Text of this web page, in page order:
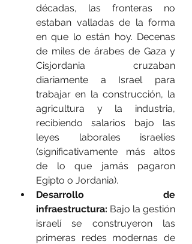
décadas, las fronteras no
estaban valladas de la forma
en que lo están hoy. Decenas
de miles de árabes de Gaza y
Cisjordania cruzaban
diariamente a Israel para
trabajar en la construcción, la
agricultura y la industria,
recibiendo salarios bajo las
leyes laborales israelíes
(significativamente más altos
de lo que jamás pagaron
Egipto o Jordania).
Desarrollo de
infraestructura: Bajo la gestión
israelí se construyeron las
primeras redes modernas de